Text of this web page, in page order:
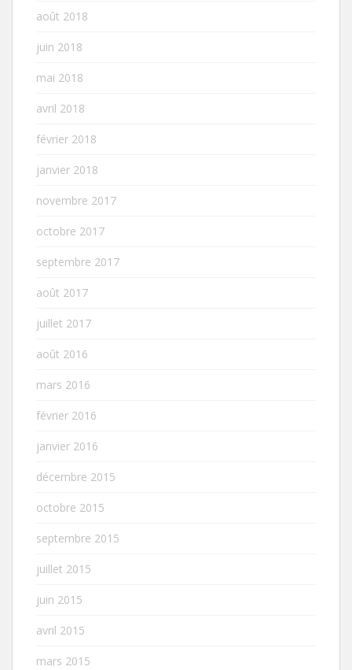
août 2018
juin 2018
mai 2018
avril 2018
février 2018
janvier 2018
novembre 2017
octobre 2017
septembre 2017
août 2017
juillet 2017
août 2016
mars 2016
février 2016
janvier 2016
décembre 2015
octobre 2015
septembre 2015
juillet 2015
juin 2015
avril 2015
mars 2015